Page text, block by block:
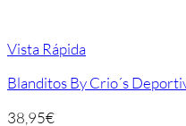
Vista Rápida
Blanditos By Crio´s
38,95€